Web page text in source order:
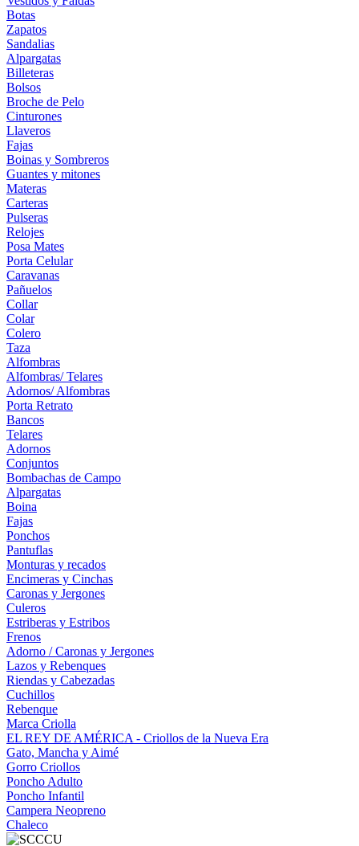
Botas
Zapatos
Sandalias
Alpargatas
Billeteras
Bolsos
Broche de Pelo
Cinturones
Llaveros
Fajas
Boinas y Sombreros
Guantes y mitones
Materas
Carteras
Pulseras
Relojes
Posa Mates
Porta Celular
Caravanas
Pañuelos
Collar
Colar
Colero
Taza
Alfombras
Alfombras/ Telares
Adornos/ Alfombras
Porta Retrato
Bancos
Telares
Adornos
Conjuntos
Bombachas de Campo
Alpargatas
Boina
Fajas
Ponchos
Pantuflas
Monturas y recados
Encimeras y Cinchas
Caronas y Jergones
Culeros
Estriberas y Estribos
Frenos
Adorno / Caronas y Jergones
Lazos y Rebenques
Riendas y Cabezadas
Cuchillos
Rebenque
Marca Criolla
EL REY DE AMÉRICA - Criollos de la Nueva Era
Gato, Mancha y Aimé
Gorro Criollos
Poncho Adulto
Poncho Infantil
Campera Neopreno
Chaleco